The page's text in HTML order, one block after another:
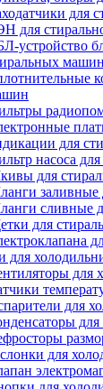
для
для
устройство
машин
для
насоса
для
заливные
сливные
для
для
для
для
для
для